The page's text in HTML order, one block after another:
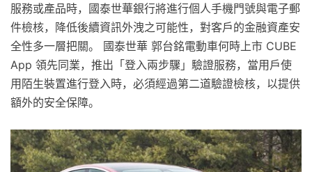
服務或產品時，國泰世華銀行將進行個人手機門號與電子郵
件檢核，降低後續資訊外洩之可能性，對客戶的金融資產安
全性多一層把關。 國泰世華 郭台銘電動車何時上市 CUBE
App 領先同業，推出「登入兩步驟」驗證服務，當用戶使
用陌生裝置進行登入時，必須經過第二道驗證檢核，以提供
額外的安全保障。